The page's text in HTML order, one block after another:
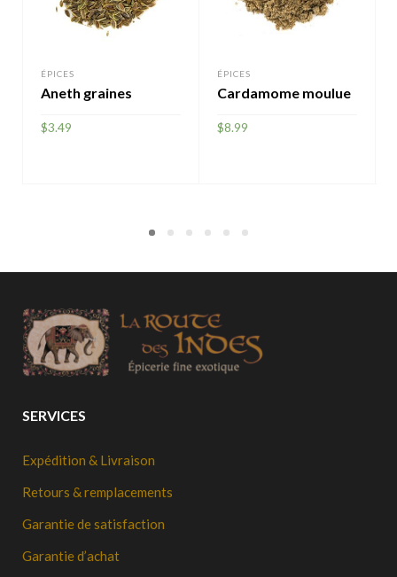
ÉPICES
Aneth graines
$3.49
ÉPICES
Cardamome moulue
$8.99
SERVICES
Expédition & Livraison
Retours & remplacements
Garantie de satisfaction
Garantie d’achat